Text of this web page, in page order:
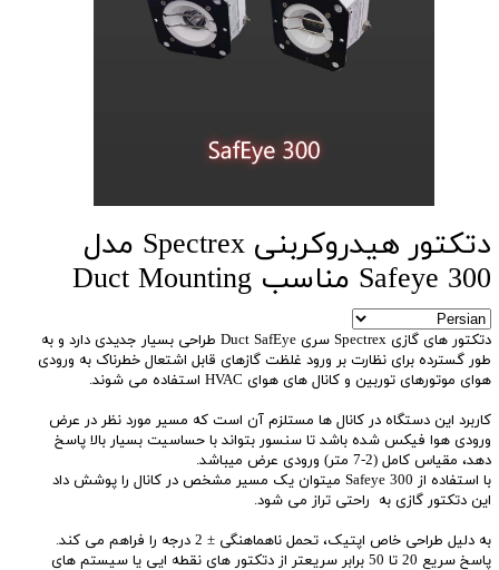
دتکتور هیدروکربنی Spectrex مدل
Safeye 300 مناسب Duct Mounting
دتکتور های گازی Spectrex سری Duct SafEye طراحی بسیار جدیدی دارد و به
طور گسترده برای نظارت بر ورود غلظت گازهای قابل اشتعال خطرناک به ورودی
هوای موتورهای توربین و کانال های هوای HVAC استفاده می شوند.
کاربرد این دستگاه در کانال ها مستلزم آن است که مسیر مورد نظر در عرض
ورودی هوا فیکس شده باشد تا سنسور بتواند با حساسیت بسیار بالا پاسخ
دهد، مقیاس کامل (2-7 متر) ورودی عرض میباشد.
با استفاده از Safeye 300 میتوان یک مسیر مشخص در کانال را پوشش داد
این دتکتور گازی به راحتی تراز می شود.
به دلیل طراحی خاص اپتیک، تحمل ناهماهنگی ± 2 درجه را فراهم می کند.
پاسخ سریع 20 تا 50 برابر سریعتر از دتکتور های نقطه ایی یا سیستم های